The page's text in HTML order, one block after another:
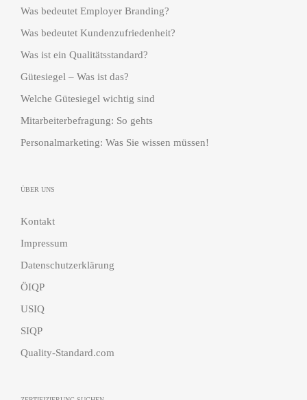
Was bedeutet Employer Branding?
Was bedeutet Kundenzufriedenheit?
Was ist ein Qualitätsstandard?
Gütesiegel – Was ist das?
Welche Gütesiegel wichtig sind
Mitarbeiterbefragung: So gehts
Personalmarketing: Was Sie wissen müssen!
ÜBER UNS
Kontakt
Impressum
Datenschutzerklärung
ÖIQP
USIQ
SIQP
Quality-Standard.com